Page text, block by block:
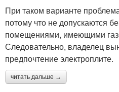
При таком варианте
потому что не допускаются
помещениями, имеющими
Следовательно, владелец
предпочтение электроплите.
читать дальше →